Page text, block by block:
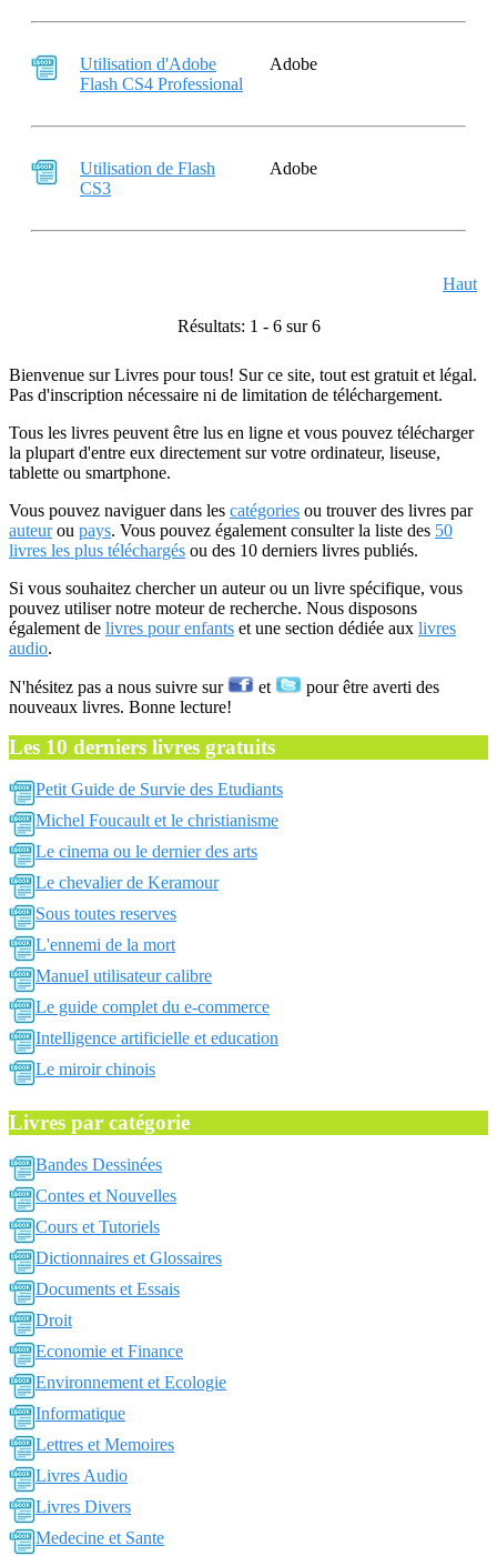
Utilisation d'Adobe
Flash CS4 Professional
Adobe
Utilisation de Flash
CS3
Adobe
Haut
Résultats: 1 - 6 sur 6
Bienvenue sur Livres pour tous! Sur ce site, tout est gratuit et légal.
Pas d'inscription nécessaire ni de limitation de téléchargement.
Tous les livres peuvent être lus en ligne et vous pouvez télécharger
la plupart d'entre eux directement sur votre ordinateur, liseuse,
tablette ou smartphone.
Vous pouvez naviguer dans les catégories ou trouver des livres par
auteurou pays. Vous pouvez également consulter la liste des 50
livres les plus téléchargés ou des 10 derniers livres publiés.
Si vous souhaitez chercher un auteur ou un livre spécifique, vous
pouvez utiliser notre moteur de recherche. Nous disposons
également de livres pour enfants et une section dédiée aux livres
audio.
N'hésitez pas a nous suivre sur et
pour être averti des
nouveaux livres. Bonne lecture!
Les 10 derniers livres gratuits
Petit Guide de Survie des Etudiants
Michel Foucault et le christianisme
Le cinema ou le dernier des arts
Le chevalier de Keramour
Sous toutes reserves
L'ennemi de la mort
Manuel utilisateur calibre
Le guide complet du e-commerce
Intelligence artificielle et education
Le miroir chinois
Livres par catégorie
Bandes Dessinées
Contes et Nouvelles
Cours et Tutoriels
Dictionnaires et Glossaires
Documents et Essais
Droit
Economie et Finance
Environnement et Ecologie
Informatique
Lettres et Memoires
Livres Audio
Livres Divers
Medecine et Sante